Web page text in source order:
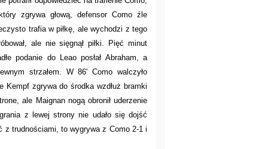
zgrywa głową, defensor Como źle
trafia w piłkę, ale wychodzi z tego
ale nie sięgnął piłki. Pięć minut
podanie do Leao posłał Abraham, a
strzałem. W 86' Como walczyło
Kempf zgrywa do środka wzdłuż bramki
ale Maignan nogą obronił uderzenie
z lewej strony nie udało się dojść
z trudnościami, to wygrywa z Como 2-1 i